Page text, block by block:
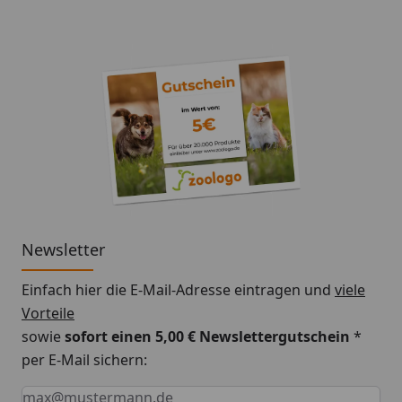
Newsletter
Einfach hier die E-Mail-Adresse eintragen und viele
Vorteile
sowiesofort einen 5,00 € Newslettergutschein *
per E-Mail sichern:
Keine Eingabe erforderlich
Eingabe erforderlich
E-Mail *